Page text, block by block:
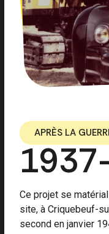
APRÈS LA
Ce projet se
site, à Criquebeuf-
second en janvier